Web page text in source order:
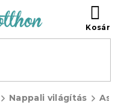
Nappali világítás